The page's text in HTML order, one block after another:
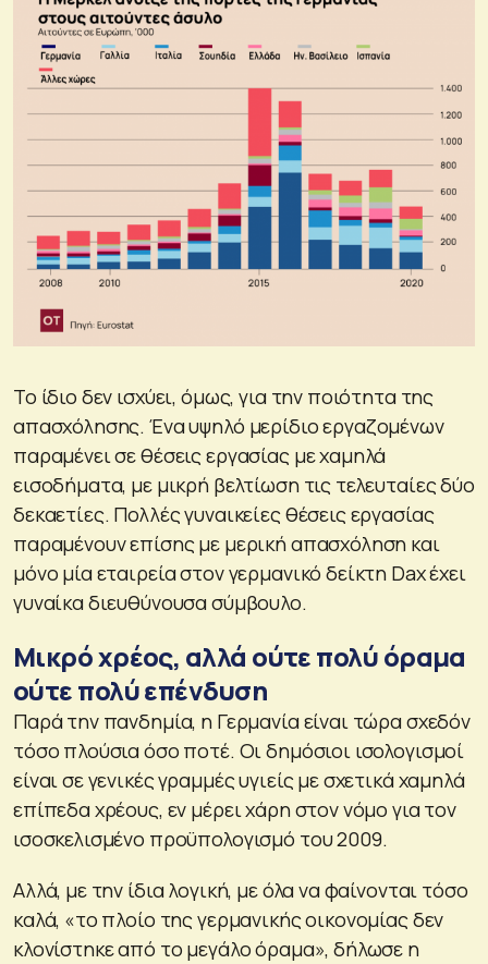
Το ίδιο δεν ισχύει, όμως, για την ποιότητα της
απασχόλησης. Ένα υψηλό μερίδιο εργαζομένων
παραμένει σε θέσεις εργασίας με χαμηλά
εισοδήματα, με μικρή βελτίωση τις τελευταίες δύο
δεκαετίες. Πολλές γυναικείες θέσεις εργασίας
παραμένουν επίσης με μερική απασχόληση και
μόνο μία εταιρεία στον γερμανικό δείκτη Dax έχει
γυναίκα διευθύνουσα σύμβουλο.
Μικρό χρέος, αλλά ούτε πολύ όραμα
ούτε πολύ επένδυση
Παρά την πανδημία, η Γερμανία είναι τώρα σχεδόν
τόσο πλούσια όσο ποτέ. Οι δημόσιοι ισολογισμοί
είναι σε γενικές γραμμές υγιείς με σχετικά χαμηλά
επίπεδα χρέους, εν μέρει χάρη στον νόμο για τον
ισοσκελισμένο προϋπολογισμό του 2009.
Αλλά, με την ίδια λογική, με όλα να φαίνονται τόσο
καλά, «το πλοίο της γερμανικής οικονομίας δεν
κλονίστηκε από το μεγάλο όραμα», δήλωσε η